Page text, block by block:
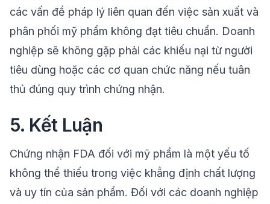
các vấn đề pháp lý liên quan đến việc sản xuất và
phân phối mỹ phẩm không đạt tiêu chuẩn. Doanh
nghiệp sẽ không gặp phải các khiếu nại từ người
tiêu dùng hoặc các cơ quan chức năng nếu tuân
thủ đúng quy trình chứng nhận.
5. Kết Luận
Chứng nhận FDA đối với mỹ phẩm là một yếu tố
không thể thiếu trong việc khẳng định chất lượng
và uy tín của sản phẩm. Đối với các doanh nghiệp